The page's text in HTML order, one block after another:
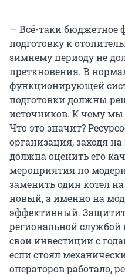
— Всё-таки бюджетное
подготовку к
зимнему периоду не
преткновения. В
функционирующей
подготовки должны
источников. К чему мы
Что это значит?
организация, заходя
должна оценить его
мероприятия по
заменить один котел
новый, а именно на
эффективный.
региональной
свои инвестиции с
если стоял
операторов работало,